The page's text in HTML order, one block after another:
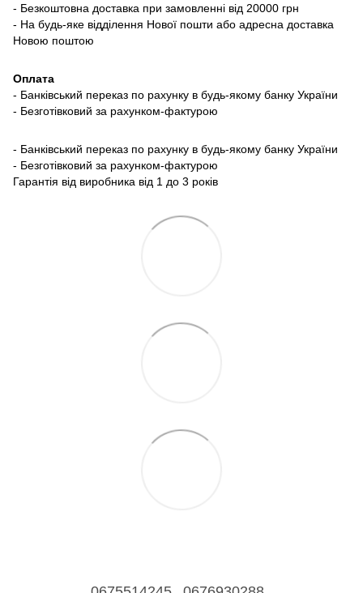
- Безкоштовна доставка при замовленні від 20000 грн
- На будь-яке відділення Нової пошти або адресна доставка
Новою поштою
Оплата
- Банківський переказ по рахунку в будь-якому банку України
- Безготівковий за рахунком-фактурою
- Банківський переказ по рахунку в будь-якому банку України
- Безготівковий за рахунком-фактурою
Гарантія від виробника від 1 до 3 років